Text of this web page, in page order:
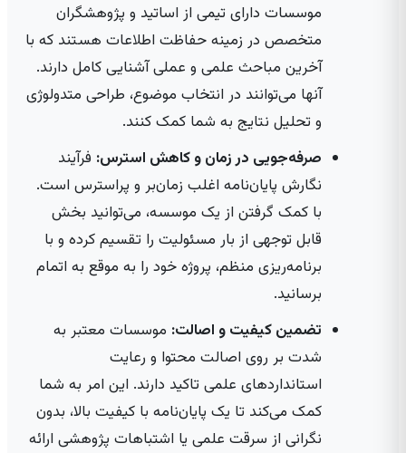
موسسات دارای تیمی از اساتید و پژوهشگران
متخصص در زمینه حفاظت اطلاعات هستند که با
آخرین مباحث علمی و عملی آشنایی کامل دارند.
آنها می‌توانند در انتخاب موضوع، طراحی متدولوژی
و تحلیل نتایج به شما کمک کنند.
صرفه‌جویی در زمان و کاهش استرس: فرآیند
نگارش پایان‌نامه اغلب زمان‌بر و پراسترس است.
با کمک گرفتن از یک موسسه، می‌توانید بخش
قابل توجهی از بار مسئولیت را تقسیم کرده و با
برنامه‌ریزی منظم، پروژه خود را به موقع به اتمام
برسانید.
تضمین کیفیت و اصالت: موسسات معتبر به
شدت بر روی اصالت محتوا و رعایت
استانداردهای علمی تاکید دارند. این امر به شما
کمک می‌کند تا یک پایان‌نامه با کیفیت بالا، بدون
نگرانی از سرقت علمی یا اشتباهات پژوهشی ارائه